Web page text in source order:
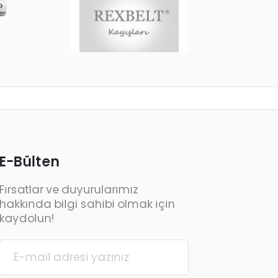
E-Bülten
Fırsatlar ve duyurularımız
hakkında bilgi sahibi olmak için
kaydolun!